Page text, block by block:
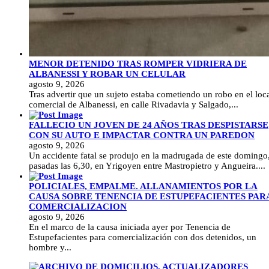
MENOR DETENIDO TRAS ROMPER VIDRIERA DE
ALBANESSI Y ROBAR UN CELULAR
agosto 9, 2026
Tras advertir que un sujeto estaba cometiendo un robo en el
comercial de Albanessi, en calle Rivadavia y Salgado,...
FALLECIO UN JOVEN DE 24 AÑOS TRAS DESPISTARSE
CON SU AUTO E IMPACTAR CONTRA UN PAREDON
agosto 9, 2026
Un accidente fatal se produjo en la madrugada de este
pasadas las 6,30, en Yrigoyen entre Mastropietro y Angueira....
POLICIALES, EMPALME. ALLANAMIENTOS POR LA
CAUSA SOBRE TENENCIA DE ESTUPEFACIENTES
COMERCIALIZACION
agosto 9, 2026
En el marco de la causa iniciada ayer por Tenencia de
Estupefacientes para comercialización con dos detenidos, un
hombre y...